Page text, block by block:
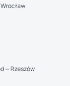
— Rzeszów